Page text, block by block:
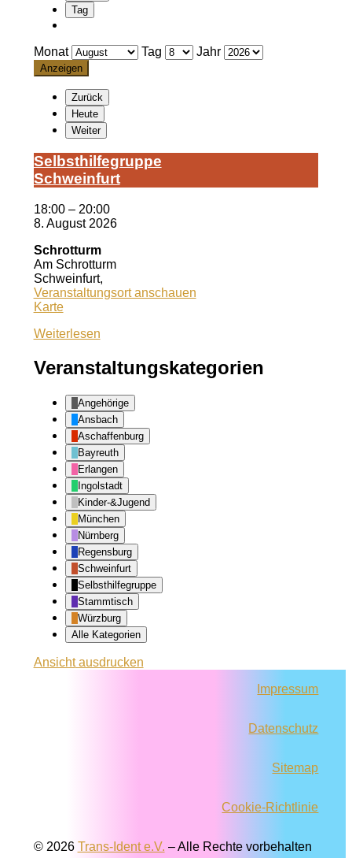
Tag
Monat Tag Jahr
Zurück
Heute
Weiter
Selbst­hil­fe­grup­pe
Schwein­furt
18:00 – 20:00
8. August 2026
Schrotturm
Am Schrotturm
Schweinfurt,
Veranstaltungsort anschauen
KarteSchrotturm
Weiterlesen
Veranstaltungskategorien
Angehörige
Ansbach
Aschaffenburg
Bayreuth
Erlangen
Ingolstadt
Kinder-&Jugend
München
Nürnberg
Regensburg
Schweinfurt
Selbsthilfegruppe
Stammtisch
Würzburg
Alle Kategorien
Ansichtausdrucken
Impressum
Datenschutz
Sitemap
Cookie-Richtlinie
© 2026 Trans-Ident e.V. – Alle Rechte vorbehalten